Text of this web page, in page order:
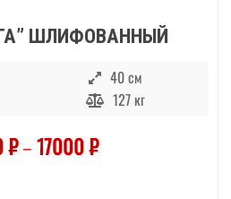
ШЛИФОВАННЫЙ
40 см
127 кг
₽–17000₽